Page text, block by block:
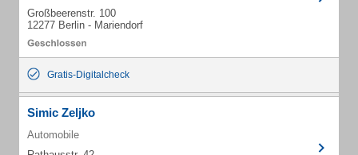
Großbeerenstr. 100
12277 Berlin - Mariendorf
Gratis-Digitalcheck
Simic Zeljko
Automobile